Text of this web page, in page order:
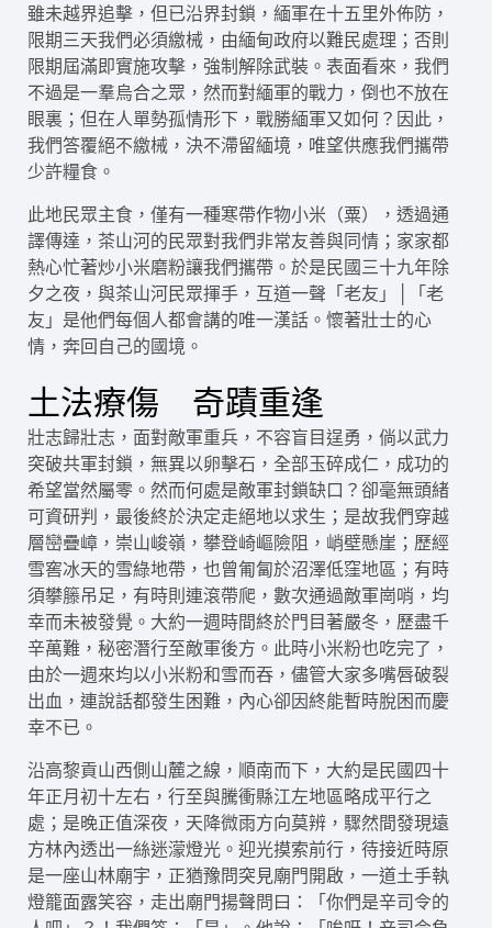
雖未越界追擊，但已沿界封鎖，緬軍在十五里外佈防，
限期三天我們必須繳械，由緬甸政府以難民處理；否則
限期屆滿即實施攻擊，強制解除武裝。表面看來，我們
不過是一羣烏合之眾，然而對緬軍的戰力，倒也不放在
眼裏；但在人單勢孤情形下，戰勝緬軍又如何？因此，
我們答覆絕不繳械，決不滯留緬境，唯望供應我們攜帶
少許糧食。
此地民眾主食，僅有一種寒帶作物小米（粟），透過通
譯傳達，茶山河的民眾對我們非常友善與同情；家家都
熱心忙著炒小米磨粉讓我們攜帶。於是民國三十九年除
夕之夜，與茶山河民眾揮手，互道一聲「老友」│「老
友」是他們每個人都會講的唯一漢話。懷著壯士的心
情，奔回自己的國境。
土法療傷 奇蹟重逢
壯志歸壯志，面對敵軍重兵，不容盲目逞勇，倘以武力
突破共軍封鎖，無異以卵擊石，全部玉碎成仁，成功的
希望當然屬零。然而何處是敵軍封鎖缺口？卻毫無頭緒
可資研判，最後終於決定走絕地以求生；是故我們穿越
層巒疊嶂，崇山峻嶺，攀登崎嶇險阻，峭壁懸崖；歷經
雪窖冰天的雪綠地帶，也曾匍匐於沼澤低窪地區；有時
須攀籐吊足，有時則連滾帶爬，數次通過敵軍崗哨，均
幸而未被發覺。大約一週時間終於門目著嚴冬，歷盡千
辛萬難，秘密潛行至敵軍後方。此時小米粉也吃完了，
由於一週來均以小米粉和雪而吞，儘管大家多嘴唇破裂
出血，連說話都發生困難，內心卻因終能暫時脫困而慶
幸不已。
沿高黎貢山西側山麓之線，順南而下，大約是民國四十
年正月初十左右，行至與騰衝縣江左地區略成平行之
處；是晚正值深夜，天降微雨方向莫辨，驟然間發現遠
方林內透出一絲迷濛燈光。迎光摸索前行，待接近時原
是一座山林廟宇，正猶豫問突見廟門開啟，一道土手執
燈籠面露笑容，走出廟門揚聲問曰：「你們是辛司令的